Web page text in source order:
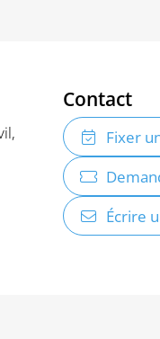
Contact
Fixer
Écrire